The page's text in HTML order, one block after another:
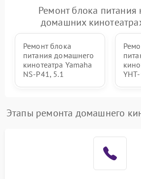
управленияРемонт блока питания
домашних
Ремонт блока
питания домашнего
кинотеатра Yamaha
NS-P41, 5.1
Этапы ремонта домашнего